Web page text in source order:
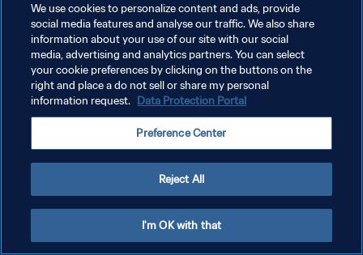
POLITIQUE DE CONFIDENTIALITÉ
CONDITIONS D'UTILISATION
GÉRER VOS PRÉFÉRENCES SUR LES COOKIES
We use cookies to personalize content and ads, provide
social media features and analyse our traffic. We also share
information about your use of our site with our social
media, advertising and analytics partners. You can select
your cookie preferences by clicking on the buttons on the
right and place a do not sell or share my personal
information request. Data Protection Portal
Preference Center
Reject All
I'm OK with that